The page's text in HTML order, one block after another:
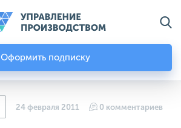
Оформить подписку
24 февраля 2011 0 комментариев